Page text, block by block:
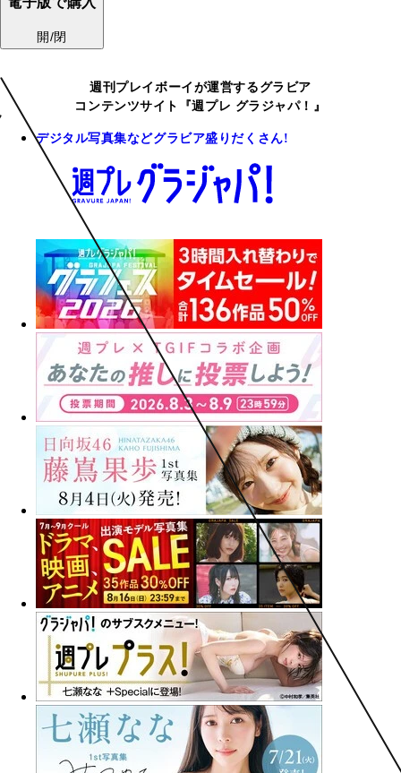
開/閉
週刊プレイボーイが運営するグラビア
コンテンツサイト『週プレ グラジャパ！』
デジタル写真集などグラビア盛りだくさん!